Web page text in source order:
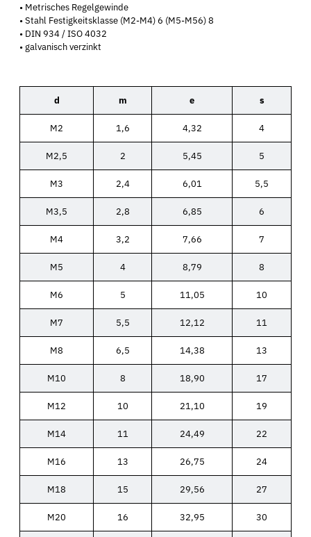
• Metrisches Regelgewinde
• Stahl Festigkeitsklasse (M2-M4) 6 (M5-M56) 8
• DIN 934 / ISO 4032
• galvanisch verzinkt
d m e s
M2 1,6 4,32 4
M2,5 2 5,45 5
M3 2,4 6,01 5,5
M3,5 2,8 6,85 6
M4 3,2 7,66 7
M5 4 8,79 8
M6 5 11,05 10
M7 5,5 12,12 11
M8 6,5 14,38 13
M10 8 18,90 17
M12 10 21,10 19
M14 11 24,49 22
M16 13 26,75 24
M18 15 29,56 27
M20 16 32,95 30